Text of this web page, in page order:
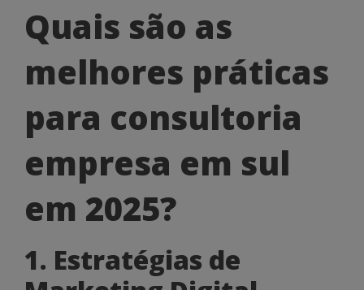
Quais
são
as
melhores
práticas
para
consultoria
em
Quais são as
melhores práticas
para consultoria
empresa em sul
em 2025?
1. Estratégias de